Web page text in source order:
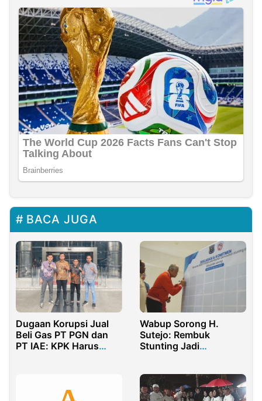
BACA JUGA
Dugaan Korupsi Jual
Beli Gas PT PGN dan
PT IAE: KPK Harus
Wabup Sorong H.
Sutejo: Rembuk
Stunting Jadi
Sehat dan Cerdas